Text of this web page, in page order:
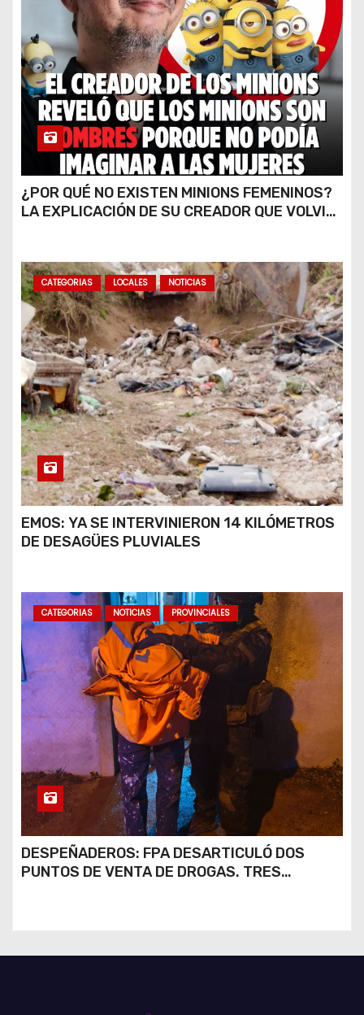
¿POR QUÉ NO EXISTEN MINIONS FEMENINOS?
LA EXPLICACIÓN DE SU CREADOR QUE VOLVIÓ
CATEGORIAS LOCALES NOTICIAS
EMOS: YA SE INTERVINIERON 14 KILÓMETROS
DE DESAGÜES PLUVIALES
CATEGORIAS NOTICIAS PROVINCIALES
DESPEÑADEROS: FPA DESARTICULÓ DOS
PUNTOS DE VENTA DE DROGAS. TRES